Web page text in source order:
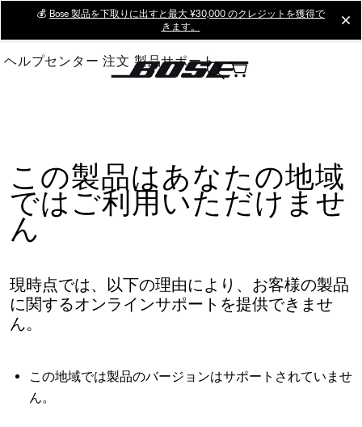
Main
💰 Bose 製品を下取りに出すと最大 ¥30,000 のクレジットを獲得で
きます。
ヘルプセンター 注文 製品サポート
この製品はあなたの地域
ではご利用いただけませ
ん
現時点では、以下の理由により、お客様の製品
に関するオンラインサポートを提供できませ
ん。
この地域では製品のバージョンはサポートされていませ
ん。